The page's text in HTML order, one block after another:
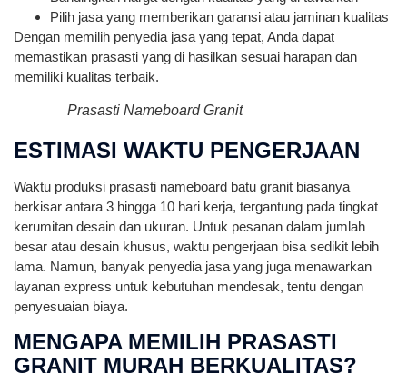
Pilih jasa yang memberikan garansi atau jaminan kualitas
Dengan memilih penyedia jasa yang tepat, Anda dapat
memastikan prasasti yang di hasilkan sesuai harapan dan
memiliki kualitas terbaik.
Prasasti Nameboard Granit
ESTIMASI WAKTU PENGERJAAN
Waktu produksi prasasti nameboard batu granit biasanya
berkisar antara 3 hingga 10 hari kerja, tergantung pada tingkat
kerumitan desain dan ukuran. Untuk pesanan dalam jumlah
besar atau desain khusus, waktu pengerjaan bisa sedikit lebih
lama. Namun, banyak penyedia jasa yang juga menawarkan
layanan express untuk kebutuhan mendesak, tentu dengan
penyesuaian biaya.
MENGAPA MEMILIH PRASASTI
GRANIT MURAH BERKUALITAS?